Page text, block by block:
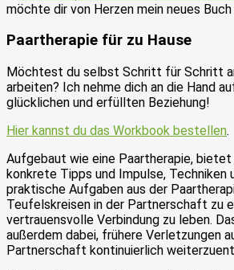
möchte dir von Herzen mein neues
Paartherapie für zu Hause
Möchtest du selbst Schritt für Schritt
arbeiten? Ich nehme dich an die Hand
glücklichen und erfüllten Beziehung!
Hier kannst du das Workbook bestellen.
Aufgebaut wie eine Paartherapie,
konkrete Tipps und Impulse, Techniken
praktische Aufgaben aus der
Teufelskreisen in der Partnerschaft zu
vertrauensvolle Verbindung zu leben.
außerdem dabei, frühere Verletzungen
Partnerschaft kontinuierlich